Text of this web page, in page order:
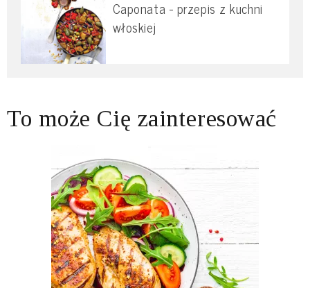
Caponata - przepis z kuchni
włoskiej
To może Cię zainteresować